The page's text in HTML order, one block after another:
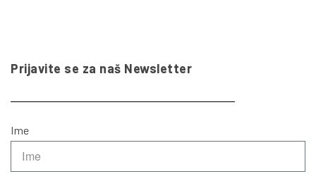
Prijavite se za naš Newsletter
Ime